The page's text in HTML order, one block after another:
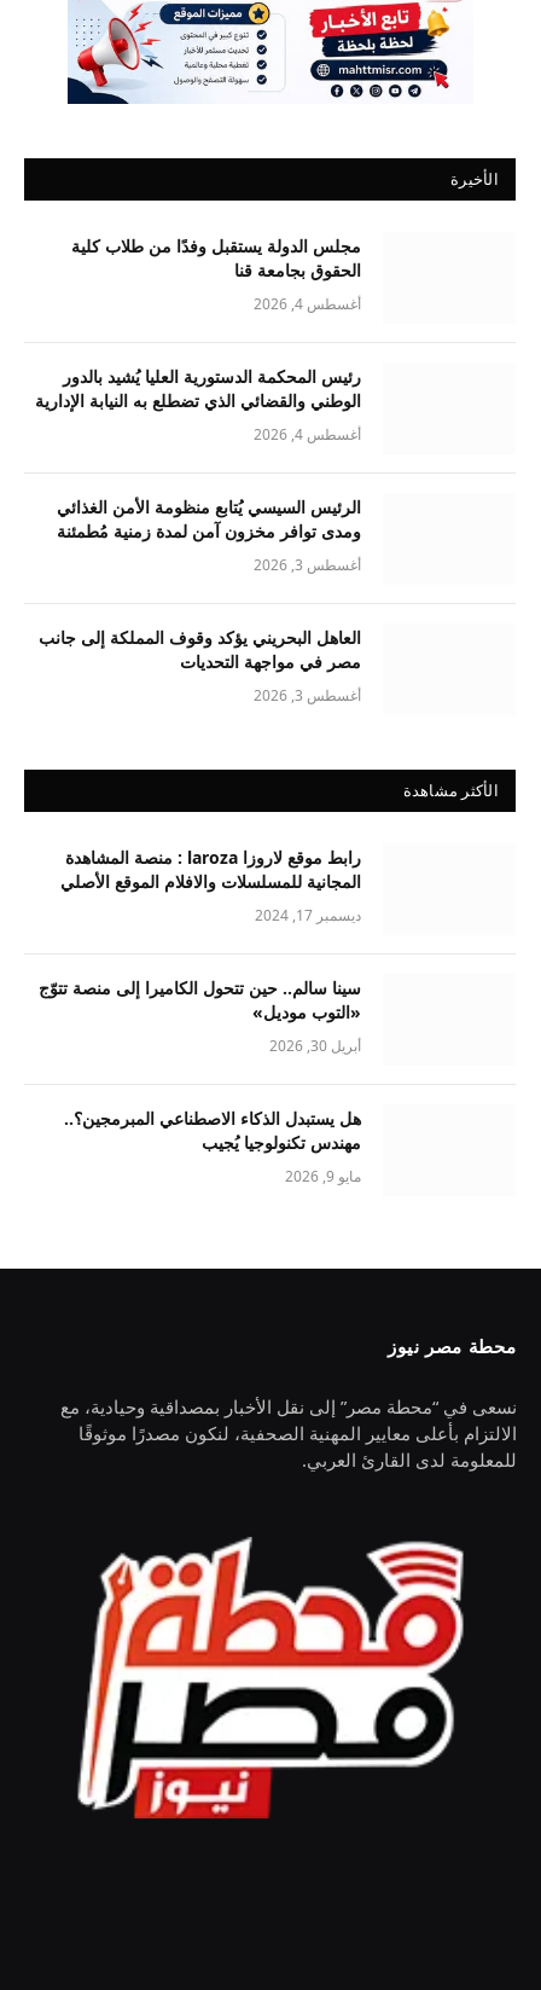
الأخيرة
مجلس الدولة يستقبل وفدًا من طلاب كلية
الحقوق بجامعة قنا
أغسطس 4, 2026
رئيس المحكمة الدستورية العليا يُشيد بالدور
الوطني والقضائي الذي تضطلع به النيابة الإدارية
أغسطس 4, 2026
الرئيس السيسي يُتابع منظومة الأمن الغذائي
ومدى توافر مخزون آمن لمدة زمنية مُطمئنة
أغسطس 3, 2026
العاهل البحريني يؤكد وقوف المملكة إلى جانب
مصر في مواجهة التحديات
أغسطس 3, 2026
الأكثر مشاهدة
رابط موقع لاروزا laroza : منصة المشاهدة
المجانية للمسلسلات والافلام الموقع الأصلي
ديسمبر 17, 2024
سينا سالم.. حين تتحول الكاميرا إلى منصة تتوّج
«التوب موديل»
أبريل 30, 2026
هل يستبدل الذكاء الاصطناعي المبرمجين؟..
مهندس تكنولوجيا يُجيب
مايو 9, 2026
محطة مصر نيوز
نسعى في “محطة مصر” إلى نقل الأخبار بمصداقية وحيادية، مع
الالتزام بأعلى معايير المهنية الصحفية، لنكون مصدرًا موثوقًا
للمعلومة لدى القارئ العربي.